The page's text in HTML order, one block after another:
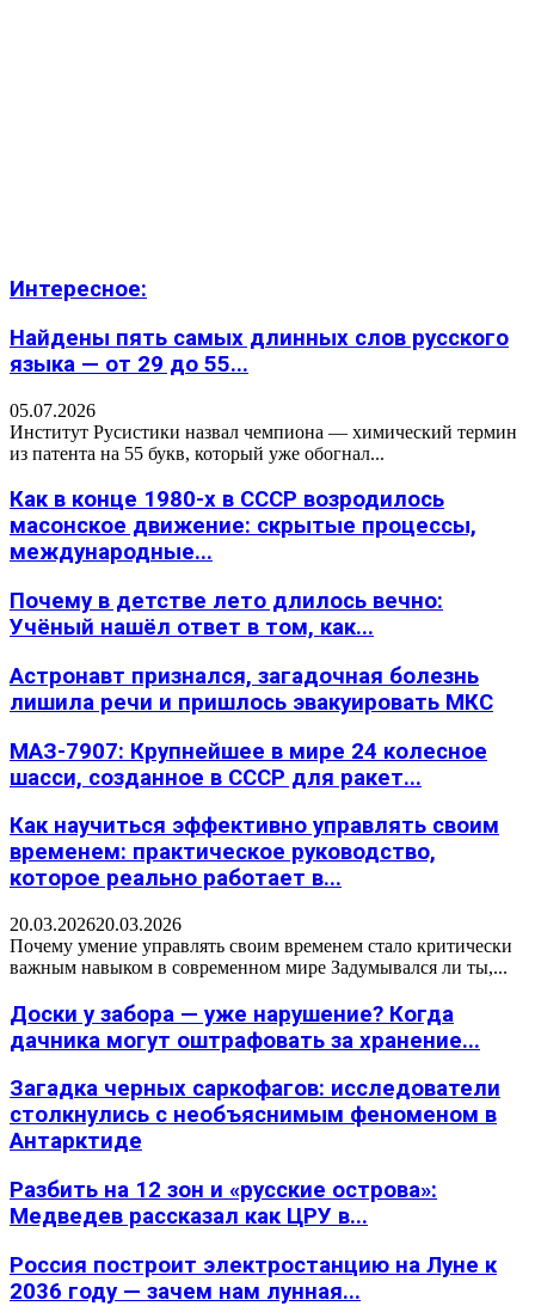
Интересное:
Найдены пять самых длинных слов русского
языка — от 29 до 55...
05.07.2026
Институт Русистики назвал чемпиона — химический термин
из патента на 55 букв, который уже обогнал...
Как в конце 1980-х в СССР возродилось
масонское движение: скрытые процессы,
международные...
Почему в детстве лето длилось вечно:
Учёный нашёл ответ в том, как...
Астронавт признался, загадочная болезнь
лишила речи и пришлось эвакуировать МКС
МАЗ-7907: Крупнейшее в мире 24 колесное
шасси, созданное в СССР для ракет...
Как научиться эффективно управлять своим
временем: практическое руководство,
которое реально работает в...
20.03.202620.03.2026
Почему умение управлять своим временем стало критически
важным навыком в современном мире Задумывался ли ты,...
Доски у забора — уже нарушение? Когда
дачника могут оштрафовать за хранение...
Загадка черных саркофагов: исследователи
столкнулись с необъяснимым феноменом в
Антарктиде
Разбить на 12 зон и «русские острова»:
Медведев рассказал как ЦРУ в...
Россия построит электростанцию на Луне к
2036 году — зачем нам лунная...